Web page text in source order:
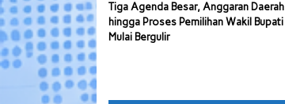
Tiga Agenda Besar, Anggaran Daerah
hingga Proses Pemilihan Wakil Bupati
Mulai Bergulir